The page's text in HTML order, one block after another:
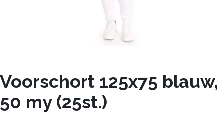
Voorschort 125x75 blauw,
50 my (25st.)